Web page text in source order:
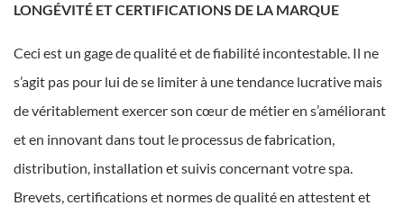
LONGÉVITÉ ET CERTIFICATIONS DE LA MARQUE
Ceci est un gage de qualité et de fiabilité incontestable. Il ne
s’agit pas pour lui de se limiter à une tendance lucrative mais
de véritablement exercer son cœur de métier en s’améliorant
et en innovant dans tout le processus de fabrication,
distribution, installation et suivis concernant votre spa.
Brevets, certifications et normes de qualité en attestent et